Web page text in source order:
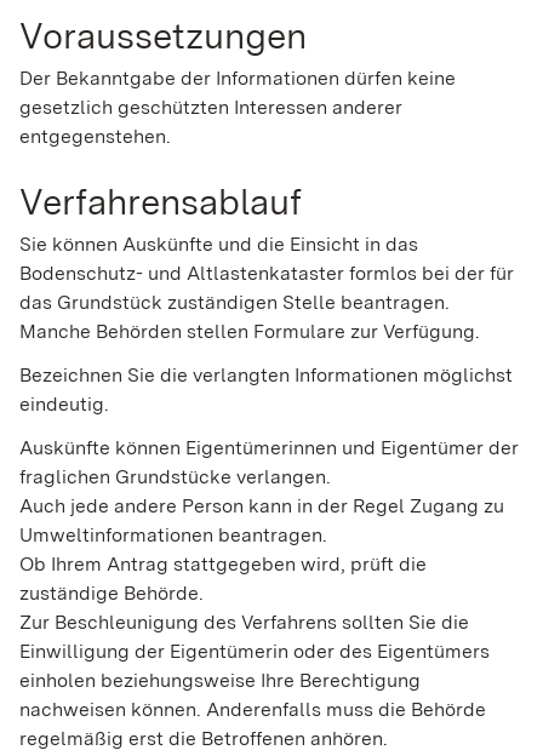
Voraussetzungen
Der Bekanntgabe der Informationen dürfen keine
gesetzlich geschützten Interessen anderer
entgegenstehen.
Verfahrensablauf
Sie können Auskünfte und die Einsicht in das
Bodenschutz- und Altlastenkataster formlos bei der für
das Grundstück zuständigen Stelle beantragen.
Manche Behörden stellen Formulare zur Verfügung.
Bezeichnen Sie die verlangten Informationen möglichst
eindeutig.
Auskünfte können Eigentümerinnen und Eigentümer der
fraglichen Grundstücke verlangen.
Auch jede andere Person kann in der Regel Zugang zu
Umweltinformationen beantragen.
Ob Ihrem Antrag stattgegeben wird, prüft die
zuständige Behörde.
Zur Beschleunigung des Verfahrens sollten Sie die
Einwilligung der Eigentümerin oder des Eigentümers
einholen beziehungsweise Ihre Berechtigung
nachweisen können. Anderenfalls muss die Behörde
regelmäßig erst die Betroffenen anhören.